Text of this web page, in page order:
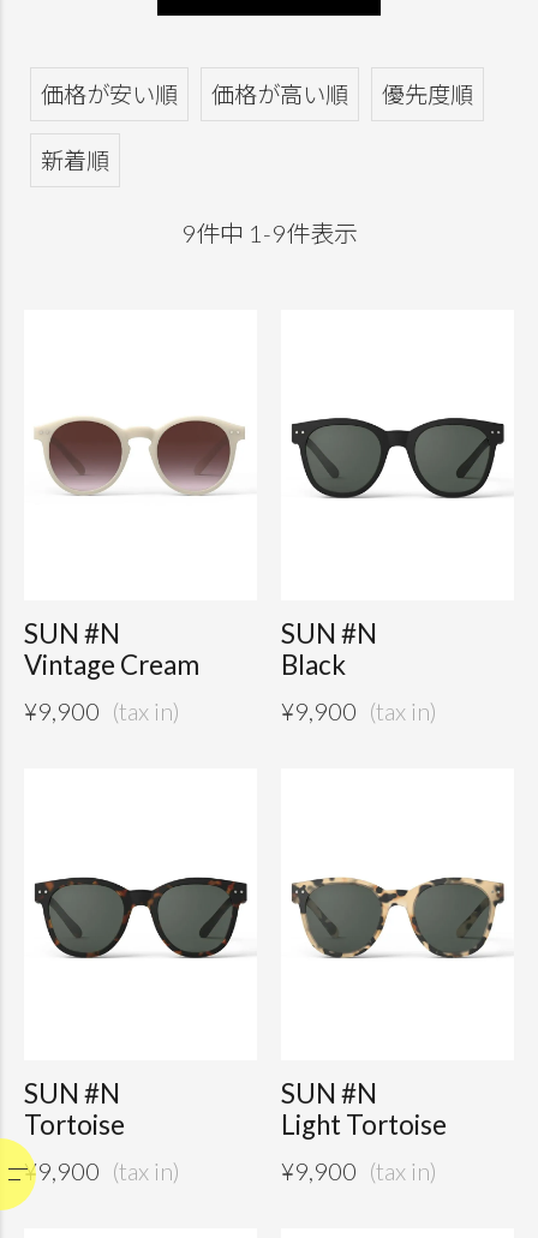
価格が安い順 価格が高い順 優先度順
新着順
9件中 1 -9件表示
SUN #N
Vintage Cream
¥9,900
SUN #N
Black
¥9,900
SUN #N
Tortoise
¥9,900
SUN #N
Light Tortoise
¥9,900